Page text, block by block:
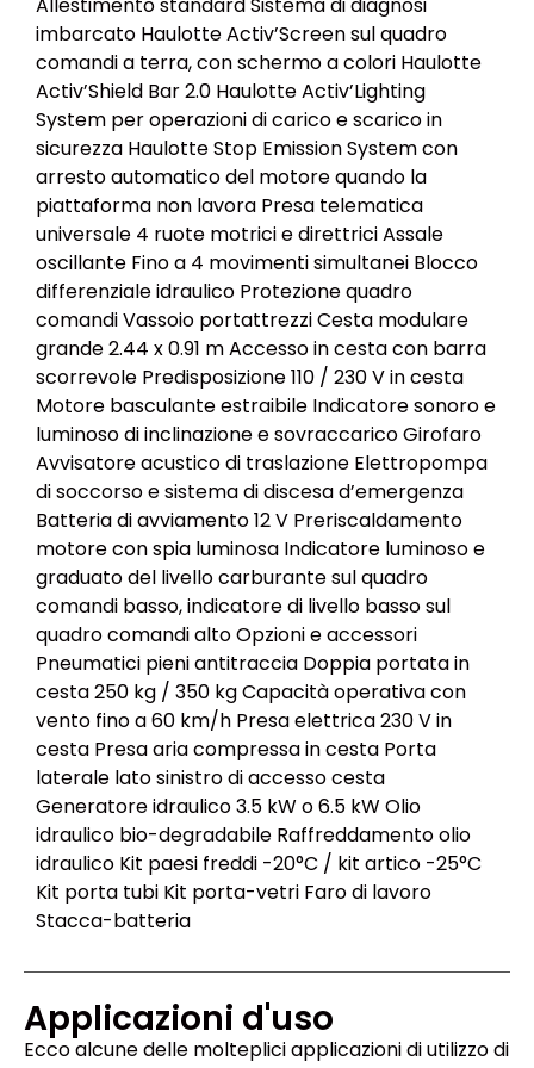
Allestimento standard Sistema di diagnosi
imbarcato Haulotte Activ’Screen sul quadro
comandi a terra, con schermo a colori Haulotte
Activ’Shield Bar 2.0 Haulotte Activ’Lighting
System per operazioni di carico e scarico in
sicurezza Haulotte Stop Emission System con
arresto automatico del motore quando la
piattaforma non lavora Presa telematica
universale 4 ruote motrici e direttrici Assale
oscillante Fino a 4 movimenti simultanei Blocco
differenziale idraulico Protezione quadro
comandi Vassoio portattrezzi Cesta modulare
grande 2.44 x 0.91 m Accesso in cesta con barra
scorrevole Predisposizione 110 / 230 V in cesta
Motore basculante estraibile Indicatore sonoro e
luminoso di inclinazione e sovraccarico Girofaro
Avvisatore acustico di traslazione Elettropompa
di soccorso e sistema di discesa d’emergenza
Batteria di avviamento 12 V Preriscaldamento
motore con spia luminosa Indicatore luminoso e
graduato del livello carburante sul quadro
comandi basso, indicatore di livello basso sul
quadro comandi alto Opzioni e accessori
Pneumatici pieni antitraccia Doppia portata in
cesta 250 kg / 350 kg Capacità operativa con
vento fino a 60 km/h Presa elettrica 230 V in
cesta Presa aria compressa in cesta Porta
laterale lato sinistro di accesso cesta
Generatore idraulico 3.5 kW o 6.5 kW Olio
idraulico bio-degradabile Raffreddamento olio
idraulico Kit paesi freddi -20°C / kit artico -25°C
Kit porta tubi Kit porta-vetri Faro di lavoro
Stacca-batteria
Applicazioni d'uso
Ecco alcune delle molteplici applicazioni di utilizzo di